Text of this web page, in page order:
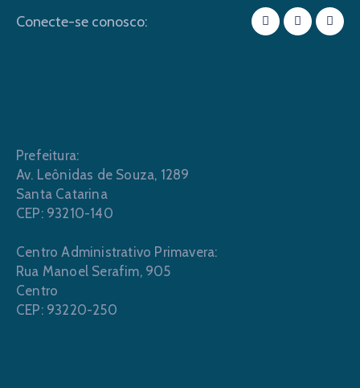
Conecte-se conosco:
Prefeitura:
Av. Leônidas de Souza, 1289
Santa Catarina
CEP: 93210-140
Centro Administrativo Primavera:
Rua Manoel Serafim, 905
Centro
CEP: 93220-250